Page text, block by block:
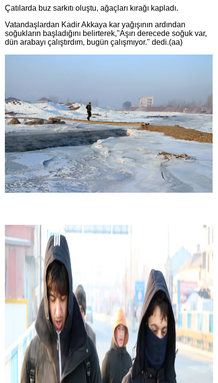
Çatılarda buz sarkıtı oluştu, ağaçları kırağı kapladı.
Vatandaşlardan Kadir Akkaya kar yağışının ardından
soğukların başladığını belirterek,"Aşırı derecede soğuk var,
dün arabayı çalıştırdım, bugün çalışmıyor." dedi.(aa)